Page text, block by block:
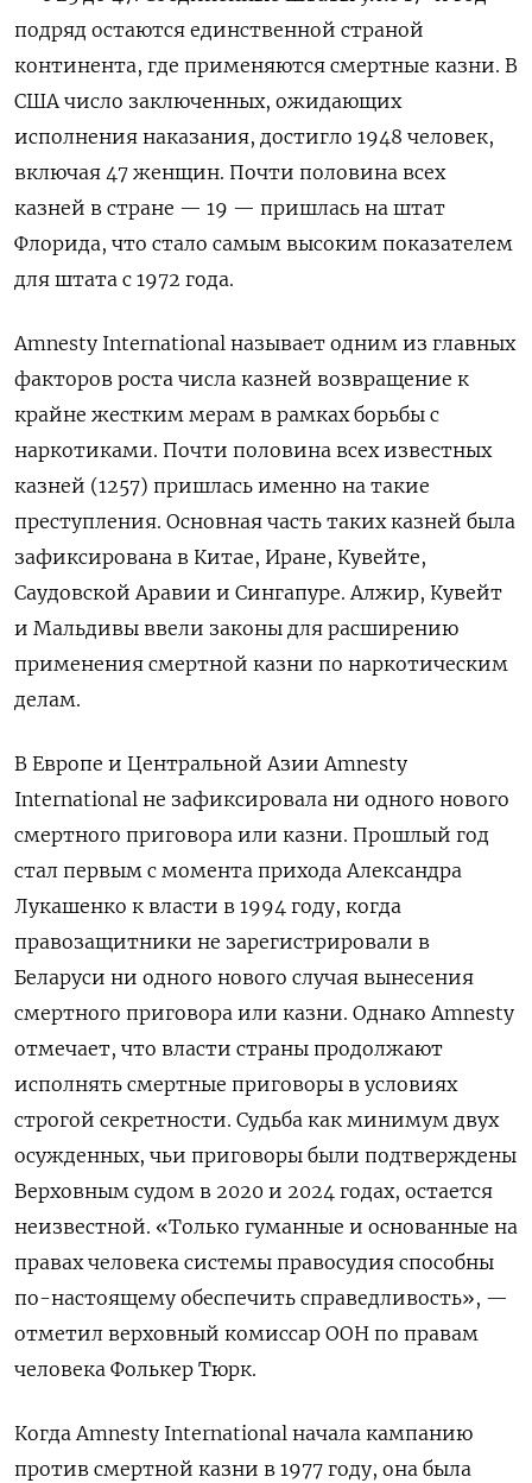
подряд остаются единственной страной
континента, где применяются смертные казни. В
США число заключенных, ожидающих
исполнения наказания, достигло 1948 человек,
включая 47 женщин. Почти половина всех
казней в стране — 19 — пришлась на штат
Флорида, что стало самым высоким показателем
для штата с 1972 года.
Amnesty International называет одним из главных
факторов роста числа казней возвращение к
крайне жестким мерам в рамках борьбы с
наркотиками. Почти половина всех известных
казней (1257) пришлась именно на такие
преступления. Основная часть таких казней была
зафиксирована в Китае, Иране, Кувейте,
Саудовской Аравии и Сингапуре. Алжир, Кувейт
и Мальдивы ввели законы для расширению
применения смертной казни по наркотическим
делам.
В Европе и Центральной Азии Amnesty
International не зафиксировала ни одного нового
смертного приговора или казни. Прошлый год
стал первым с момента прихода Александра
Лукашенко к власти в 1994 году, когда
правозащитники не зарегистрировали в
Беларуси ни одного нового случая вынесения
смертного приговора или казни. Однако Amnesty
отмечает, что власти страны продолжают
исполнять смертные приговоры в условиях
строгой секретности. Судьба как минимум двух
осужденных, чьи приговоры были подтверждены
Верховным судом в 2020 и 2024 годах, остается
неизвестной. «Только гуманные и основанные на
правах человека системы правосудия способны
по-настоящему обеспечить справедливость», —
отметил верховный комиссар ООН по правам
человека Фолькер Тюрк.
Когда Amnesty International начала кампанию
против смертной казни в 1977 году, она была